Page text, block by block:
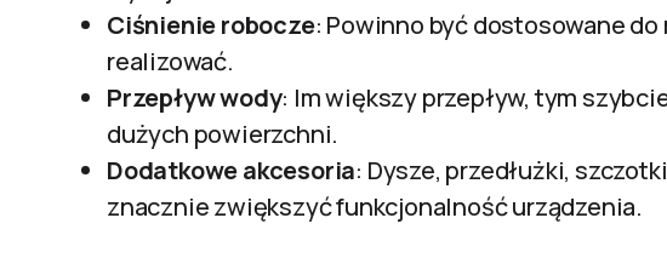
Ciśnienie robocze: Powinno być dostosowane do
realizować.
Przepływ wody: Im większy przepływ, tym
dużych powierzchni.
Dodatkowe akcesoria: Dysze, przedłużki,
znacznie zwiększyć funkcjonalność urządzenia.